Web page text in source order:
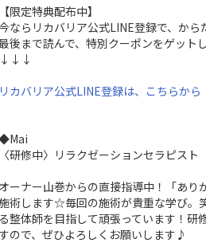
【限定特典配布中】
ならリカバリア公式LINE登録で、か
後まで読んで、特別クーポンをゲット
↓↓↓
リカバリア公式LINE登録は、こちらから
〈研修中〉リラクゼーションセラピスト
オーナー山巻からの直接指導中！「あり
術します☆毎回の施術が貴重な学び。
る整体師を目指して頑張っています！研
ので、ぜひよろしくお願いします♪